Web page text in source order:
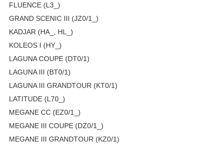
FLUENCE (L3_)
GRAND SCENIC III (JZ0/1_)
KADJAR (HA_, HL_)
KOLEOS I (HY_)
LAGUNA COUPE (DT0/1)
LAGUNA III (BT0/1)
LAGUNA III GRANDTOUR (KT0/1)
LATITUDE (L70_)
MEGANE CC (EZ0/1_)
MEGANE III COUPE (DZ0/1_)
MEGANE III GRANDTOUR (KZ0/1)